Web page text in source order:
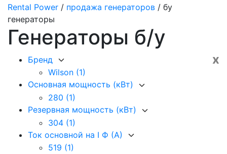
Rental Power / продажа генераторов / бу
генераторы
Генераторы б/у
x
Бренд
Wilson (1)
Основная мощность (кВт)
280 (1)
Резервная мощность (кВт)
304 (1)
Ток основной на I Ф (А)
519 (1)